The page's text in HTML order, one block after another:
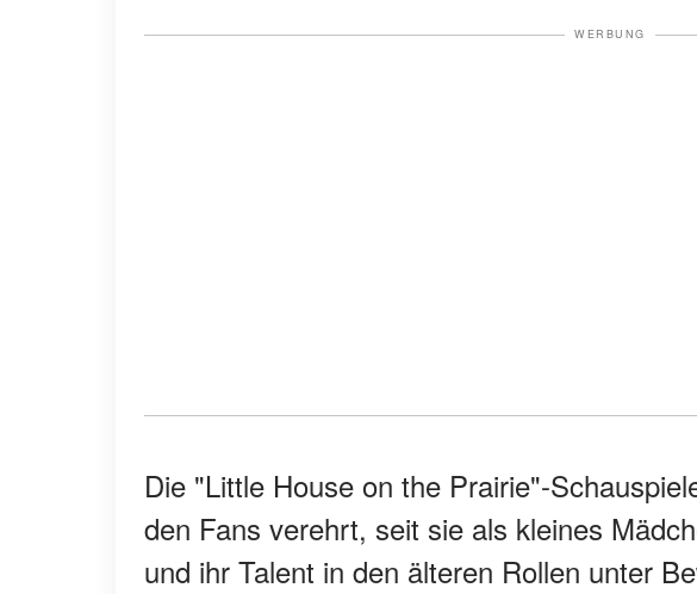
WERBUNG
Die "Little House on the Prairie"-
den Fans verehrt, seit sie als kleines
und ihr Talent in den älteren Rollen unter